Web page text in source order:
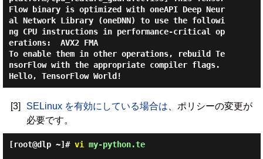
Flow binary is optimized with oneAPI Deep Neur
al Network Library (oneDNN) to use the followi
ng CPU instructions in performance-critical op
erations:  AVX2 FMA
To enable them in other operations, rebuild Te
nsorFlow with the appropriate compiler flags.
[3] SELinux を有効にしている場合は 、ポリシーの変更が
必要です。
[root@dlp ~]# vi my-python.te